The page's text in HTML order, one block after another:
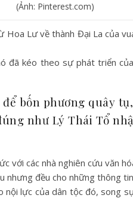
(Ảnh: Pinterest.com)
Lư về thành Đại La của
kéo theo sự phát triển
bốn phương quây
như Lý Thái Tổ
với các nhà nghiên cứu văn
nhưng đều cho những thông
nội lực của dân tộc đó, song